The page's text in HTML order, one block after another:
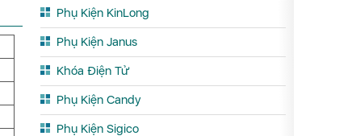
Phụ Kiện KinLong
Phụ Kiện Janus
Khóa Điện Tử
Phụ Kiện Candy
Phụ Kiện Sigico